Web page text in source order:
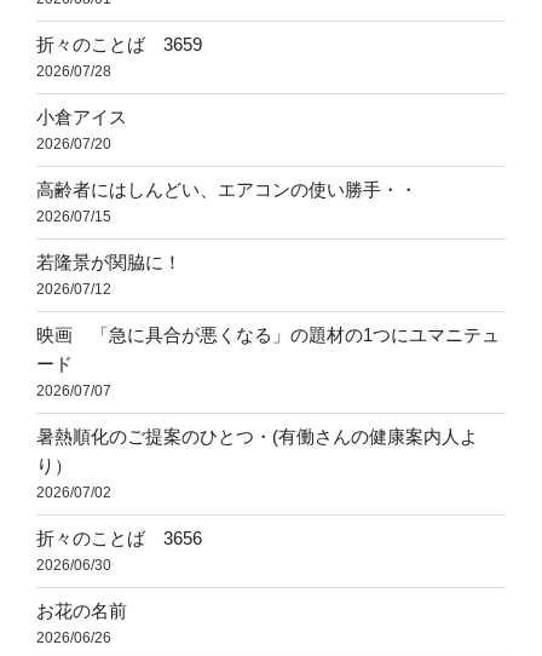
折々のことば 3659
2026/07/28
小倉アイス
2026/07/20
高齢者にはしんどい、エアコンの使い勝手・・
2026/07/15
若隆景が関脇に！
2026/07/12
映画 「急に具合が悪くなる」の題材の1つにユマニテュ
ード
2026/07/07
暑熱順化のご提案のひとつ・(有働さんの健康案内人よ
り）
2026/07/02
折々のことば 3656
2026/06/30
お花の名前
2026/06/26